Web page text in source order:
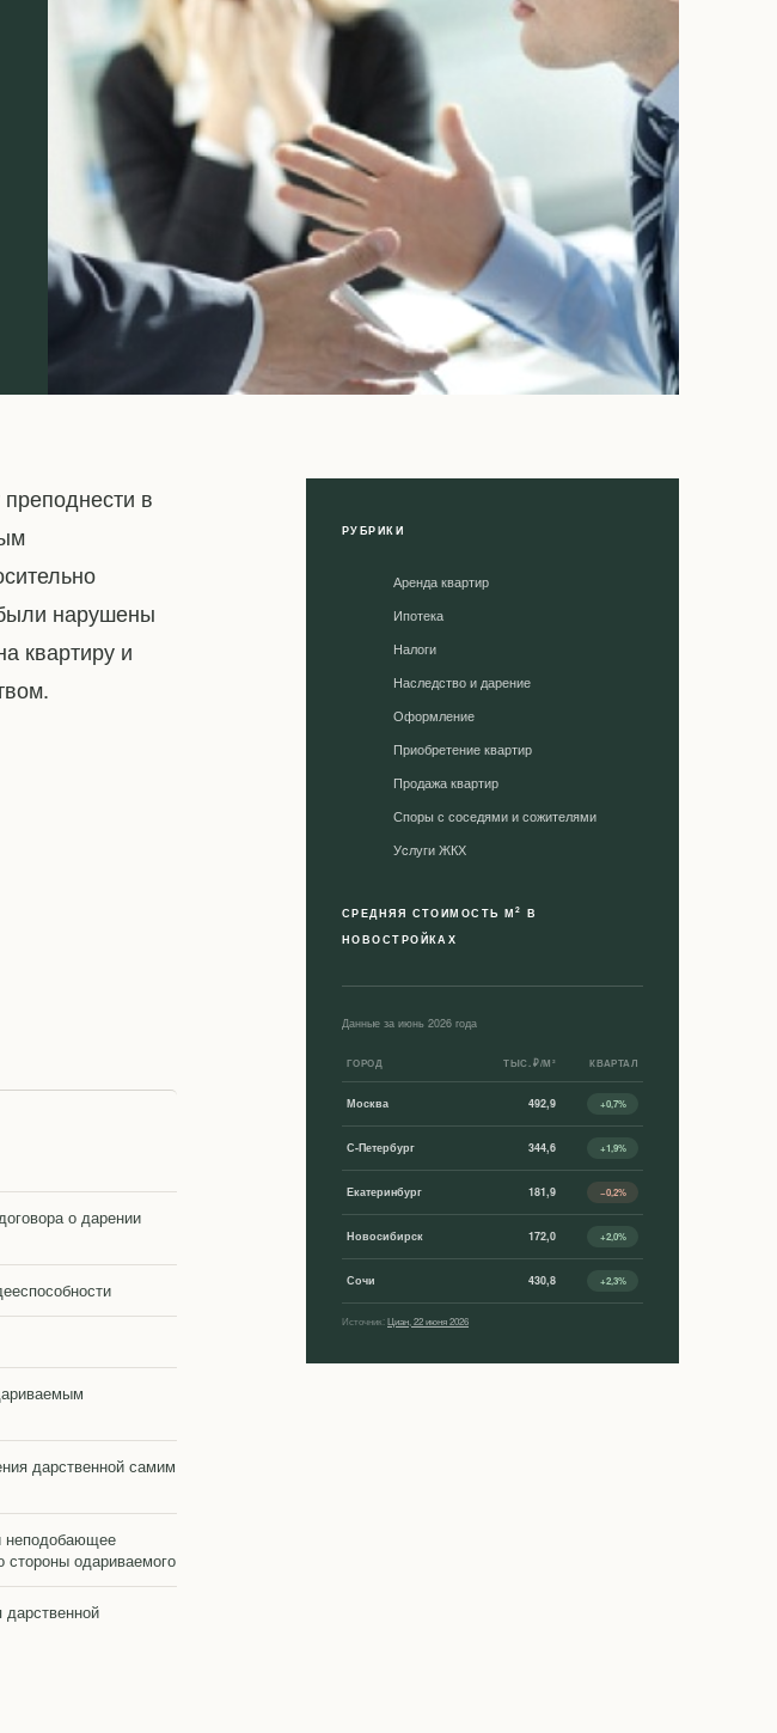
в
нарушены
квартиру и
о дарении
дарственной самим
неподобающее
стороны одариваемого
РУБРИКИ
Аренда квартир
Ипотека
Налоги
Наследство и дарение
Оформление
Приобретение квартир
Продажа квартир
Споры с соседями и сожителями
Уcлуги ЖКХ
СРЕДНЯЯ СТОИМОСТЬ М2 В
НОВОСТРОЙКАХ
Данные за июнь 2026 года
ГОРОД ТЫС. ₽/М² КВАРТАЛ
Москва 492,9 +0,7%
С-Петербург 344,6 +1,9%
Екатеринбург 181,9 −0,2%
Новосибирск 172,0 +2,0%
Сочи 430,8 +2,3%
Источник:Циан, 22 июня 2026